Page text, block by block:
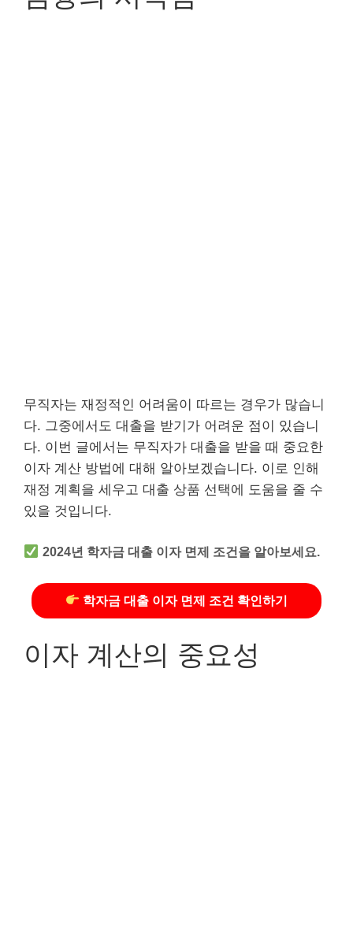
무직자는 재정적인 어려움이 따르는 경우가 많습니
다. 그중에서도 대출을 받기가 어려운 점이 있습니
다. 이번 글에서는 무직자가 대출을 받을 때 중요한
이자 계산 방법에 대해 알아보겠습니다. 이로 인해
재정 계획을 세우고 대출 상품 선택에 도움을 줄 수
있을 것입니다.
2024년 학자금 대출 이자 면제 조건을 알아보세요.
학자금 대출 이자 면제 조건 확인하기
이자 계산의 중요성